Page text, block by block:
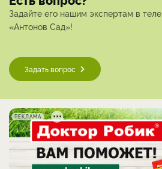
Задайте его нашим экспертам в
«Антонов Сад»!
Задать вопрос
РЕКЛАМА